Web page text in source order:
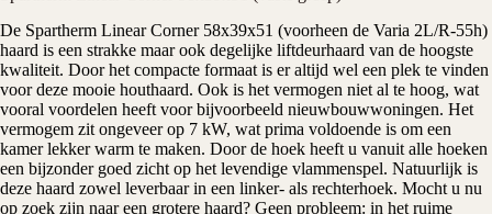
De Spartherm Linear Corner 58x39x51 (voorheen de Varia 2L/R-55h)
haard is een strakke maar ook degelijke liftdeurhaard van de hoogste
kwaliteit. Door het compacte formaat is er altijd wel een plek te vinden
voor deze mooie houthaard. Ook is het vermogen niet al te hoog, wat
vooral voordelen heeft voor bijvoorbeeld nieuwbouwwoningen. Het
vermogem zit ongeveer op 7 kW, wat prima voldoende is om een
kamer lekker warm te maken. Door de hoek heeft u vanuit alle hoeken
een bijzonder goed zicht op het levendige vlammenspel. Natuurlijk is
deze haard zowel leverbaar in een linker- als rechterhoek. Mocht u nu
op zoek zijn naar een grotere haard? Geen probleem: in het ruime